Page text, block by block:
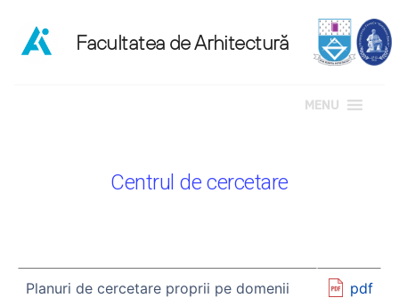
MENU
Centrul de cercetare
Planuri de cercetare proprii pe domenii pdf